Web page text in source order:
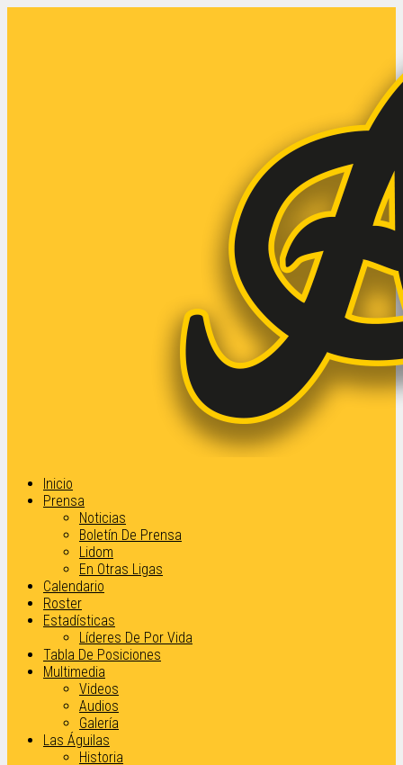
Inicio
Prensa
Noticias
Boletín De Prensa
Lidom
En Otras Ligas
Calendario
Roster
Estadísticas
Líderes De Por Vida
Tabla De Posiciones
Multimedia
Videos
Audios
Galería
Las Águilas
Historia